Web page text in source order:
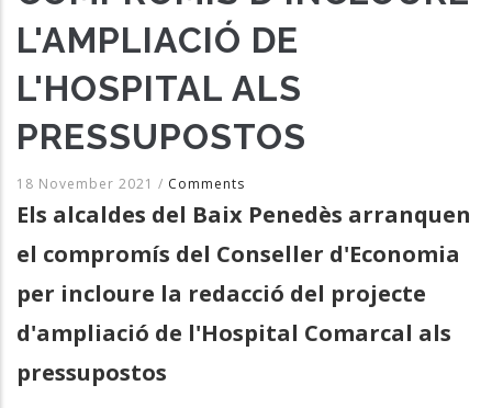
L'AMPLIACIÓ DE
L'HOSPITAL ALS
PRESSUPOSTOS
18 November 2021 / Comments
Els alcaldes del Baix Penedès arranquen
el compromís del Conseller d'Economia
per incloure la redacció del projecte
d'ampliació de l'Hospital Comarcal als
pressupostos